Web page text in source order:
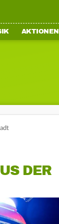
AKTIONEN
DER